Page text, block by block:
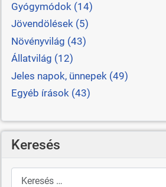
Gyógymódok (14)
Jövendölések (5)
Növényvilág (43)
Állatvilág (12)
Jeles napok, ünnepek (49)
Egyéb írások (43)
Keresés
Keresés